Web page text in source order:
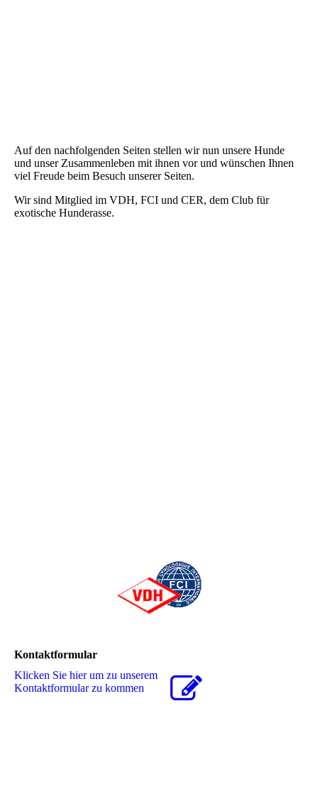
Auf den nachfolgenden Seiten stellen wir nun unsere Hunde
und unser Zusammenleben mit ihnen vor und wünschen Ihnen
viel Freude beim Besuch unserer Seiten.
Wir sind Mitglied im VDH, FCI und CER, dem Club für
exotische Hunderasse.
Kontaktformular
Klicken Sie hier um zu unserem
Kon­takt­for­mu­lar zu kommen